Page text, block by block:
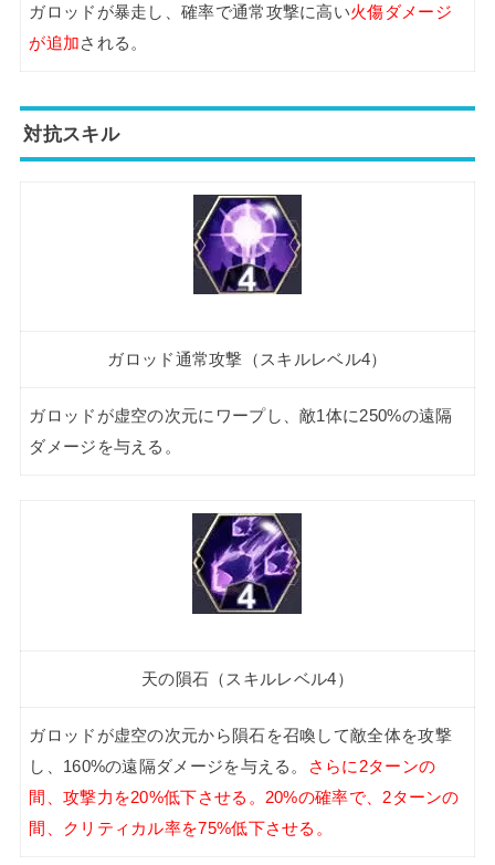
ガロッドが暴走し、確率で通常攻撃に高い火傷ダメージ
が追加される。
対抗スキル
ガロッド通常攻撃（スキルレベル4）
ガロッドが虚空の次元にワープし、敵1体に250%の遠隔
ダメージを与える。
天の隕石（スキルレベル4）
ガロッドが虚空の次元から隕石を召喚して敵全体を攻撃
し、160%の遠隔ダメージを与える。
さらに2ターンの
間、攻撃力を20%低下させる。20%の確率で、2ターンの
間、クリティカル率を75%低下させる。